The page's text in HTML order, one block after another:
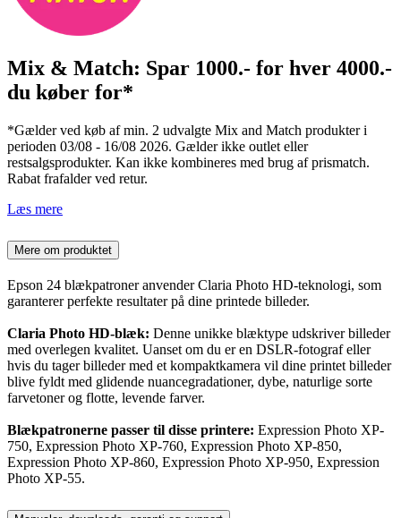
Mix & Match: Spar 1000.- for hver 4000.-
du køber for*
*Gælder ved køb af min. 2 udvalgte Mix and Match produkter i
perioden 03/08 - 16/08 2026. Gælder ikke outlet eller
restsalgsprodukter. Kan ikke kombineres med brug af prismatch.
Rabat frafalder ved retur.
Læs mere
Mere om produktet
Epson 24 blækpatroner anvender Claria Photo HD-teknologi, som
garanterer perfekte resultater på dine printede billeder.
Claria Photo HD-blæk: Denne unikke blæktype udskriver billeder
med overlegen kvalitet. Uanset om du er en DSLR-fotograf eller
hvis du tager billeder med et kompaktkamera vil dine printet billeder
blive fyldt med glidende nuancegradationer, dybe, naturlige sorte
farvetoner og flotte, levende farver.
Blækpatronerne passer til disse printere: Expression Photo XP-
750, Expression Photo XP-760, Expression Photo XP-850,
Expression Photo XP-860, Expression Photo XP-950, Expression
Photo XP-55.